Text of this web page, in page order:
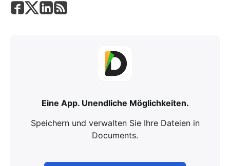
Eine App. Unendliche Möglichkeiten.
Speichern und verwalten Sie Ihre Dateien in
Documents.